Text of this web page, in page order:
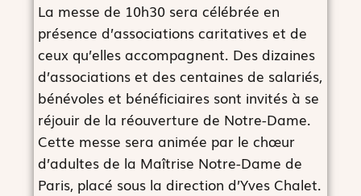
La messe de 10h30 sera célébrée en
présence d’associations caritatives et de
ceux qu’elles accompagnent. Des dizaines
d’associations et des centaines de salariés,
bénévoles et bénéficiaires sont invités à se
réjouir de la réouverture de Notre-Dame.
Cette messe sera animée par le chœur
d’adultes de la Maîtrise Notre-Dame de
Paris, placé sous la direction d’Yves Chalet.